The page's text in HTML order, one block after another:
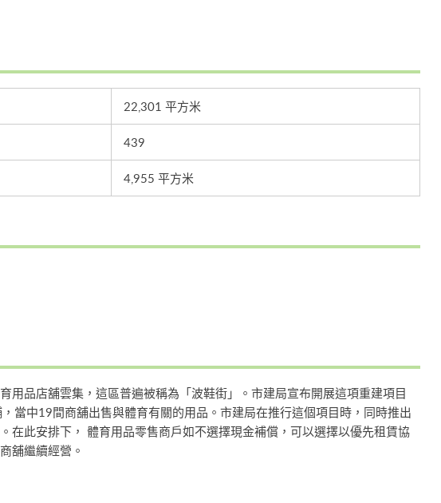
22,301 平方米
439
4,955 平方米
用品店舖雲集，這區普遍被稱為「波鞋街」。市建局宣布開展這項重建項目
當中19間商舖出售與體育有關的用品。市建局在推行這個項目時，同時推出
在此安排下， 體育用品零售商戶如不選擇現金補償，可以選擇以優先租賃協
舖繼續經營。